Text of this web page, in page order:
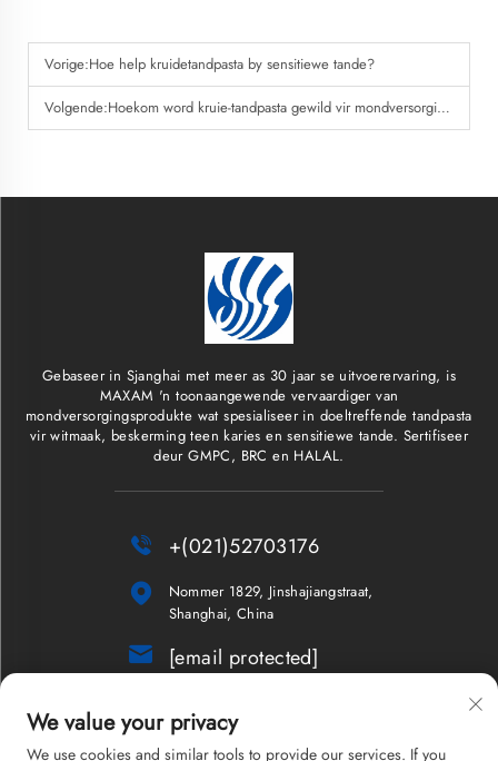
Vorige:Hoe help kruidetandpasta by sensitiewe tande?
Volgende:Hoekom word kruie-tandpasta gewild vir mondversorging?
Gebaseer in Sjanghai met meer as 30 jaar se uitvoerervaring, is
MAXAM 'n toonaangewende vervaardiger van
mondversorgingsprodukte wat spesialiseer in doeltreffende tandpasta
vir witmaak, beskerming teen karies en sensitiewe tande. Sertifiseer
deur GMPC, BRC en HALAL.
 +(021)52703176

Nommer 1829, Jinshajiangstraat,
Shanghai, China
 [email protected]
Nuusbrief
We value your privacy
We use cookies and similar tools to provide our services. If you